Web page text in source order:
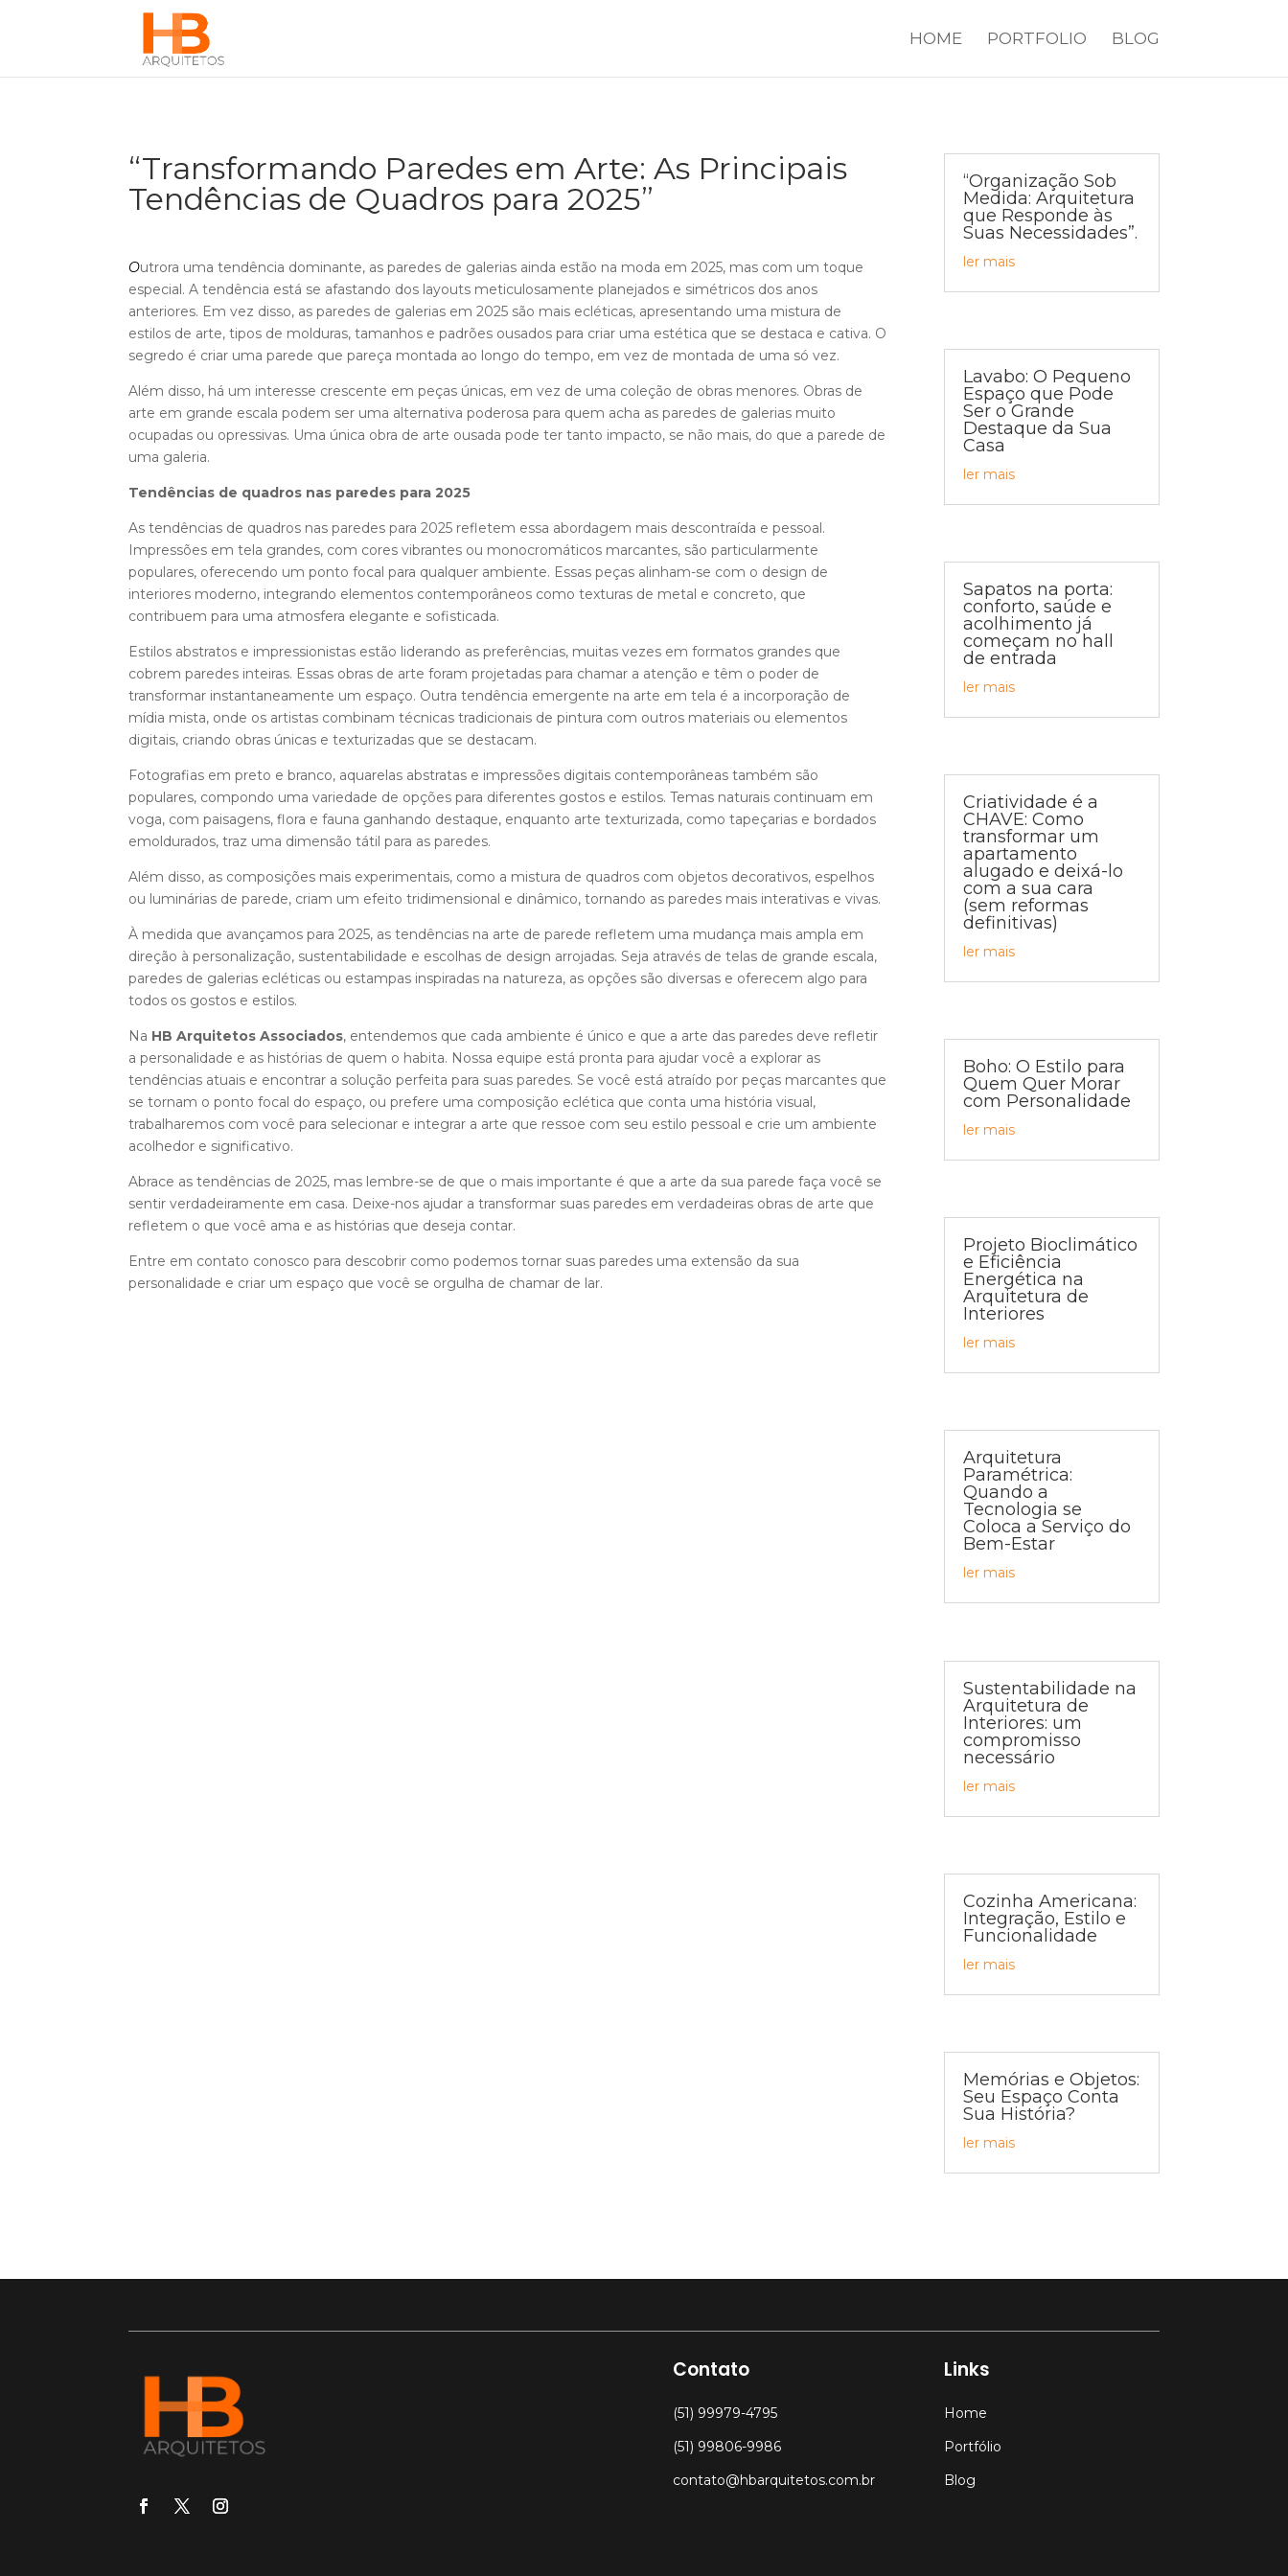
HOME PORTFOLIO BLOG
“Transformando Paredes em Arte: As Principais
Tendências de Quadros para 2025”
Outrora uma tendência dominante, as paredes de galerias ainda estão na moda em 2025, mas com um toque
especial. A tendência está se afastando dos layouts meticulosamente planejados e simétricos dos anos
anteriores. Em vez disso, as paredes de galerias em 2025 são mais ecléticas, apresentando uma mistura de
estilos de arte, tipos de molduras, tamanhos e padrões ousados para criar uma estética que se destaca e cativa. O
segredo é criar uma parede que pareça montada ao longo do tempo, em vez de montada de uma só vez.
Além disso, há um interesse crescente em peças únicas, em vez de uma coleção de obras menores. Obras de
arte em grande escala podem ser uma alternativa poderosa para quem acha as paredes de galerias muito
ocupadas ou opressivas. Uma única obra de arte ousada pode ter tanto impacto, se não mais, do que a parede de
uma galeria.
Tendências de quadros nas paredes para 2025
As tendências de quadros nas paredes para 2025 refletem essa abordagem mais descontraída e pessoal.
Impressões em tela grandes, com cores vibrantes ou monocromáticos marcantes, são particularmente
populares, oferecendo um ponto focal para qualquer ambiente. Essas peças alinham-se com o design de
interiores moderno, integrando elementos contemporâneos como texturas de metal e concreto, que
contribuem para uma atmosfera elegante e sofisticada.
Estilos abstratos e impressionistas estão liderando as preferências, muitas vezes em formatos grandes que
cobrem paredes inteiras. Essas obras de arte foram projetadas para chamar a atenção e têm o poder de
transformar instantaneamente um espaço. Outra tendência emergente na arte em tela é a incorporação de
mídia mista, onde os artistas combinam técnicas tradicionais de pintura com outros materiais ou elementos
digitais, criando obras únicas e texturizadas que se destacam.
Fotografias em preto e branco, aquarelas abstratas e impressões digitais contemporâneas também são
populares, compondo uma variedade de opções para diferentes gostos e estilos. Temas naturais continuam em
voga, com paisagens, flora e fauna ganhando destaque, enquanto arte texturizada, como tapeçarias e bordados
emoldurados, traz uma dimensão tátil para as paredes.
Além disso, as composições mais experimentais, como a mistura de quadros com objetos decorativos, espelhos
ou luminárias de parede, criam um efeito tridimensional e dinâmico, tornando as paredes mais interativas e vivas.
À medida que avançamos para 2025, as tendências na arte de parede refletem uma mudança mais ampla em
direção à personalização, sustentabilidade e escolhas de design arrojadas. Seja através de telas de grande escala,
paredes de galerias ecléticas ou estampas inspiradas na natureza, as opções são diversas e oferecem algo para
todos os gostos e estilos.
Na HB Arquitetos Associados, entendemos que cada ambiente é único e que a arte das paredes deve refletir
a personalidade e as histórias de quem o habita. Nossa equipe está pronta para ajudar você a explorar as
tendências atuais e encontrar a solução perfeita para suas paredes. Se você está atraído por peças marcantes que
se tornam o ponto focal do espaço, ou prefere uma composição eclética que conta uma história visual,
trabalharemos com você para selecionar e integrar a arte que ressoe com seu estilo pessoal e crie um ambiente
acolhedor e significativo.
Abrace as tendências de 2025, mas lembre-se de que o mais importante é que a arte da sua parede faça você se
sentir verdadeiramente em casa. Deixe-nos ajudar a transformar suas paredes em verdadeiras obras de arte que
refletem o que você ama e as histórias que deseja contar.
Entre em contato conosco para descobrir como podemos tornar suas paredes uma extensão da sua
personalidade e criar um espaço que você se orgulha de chamar de lar.
“Organização Sob
Medida: Arquitetura
que Responde às
Suas Necessidades”.
ler mais
Lavabo: O Pequeno
Espaço que Pode
Ser o Grande
Destaque da Sua
Casa
ler mais
Sapatos na porta:
conforto, saúde e
acolhimento já
começam no hall
de entrada
ler mais
Criatividade é a
CHAVE: Como
transformar um
apartamento
alugado e deixá-lo
com a sua cara
(sem reformas
definitivas)
ler mais
Boho: O Estilo para
Quem Quer Morar
com Personalidade
ler mais
Projeto Bioclimático
e Eficiência
Energética na
Arquitetura de
Interiores
ler mais
Arquitetura
Paramétrica:
Quando a
Tecnologia se
Coloca a Serviço do
Bem-Estar
ler mais
Sustentabilidade na
Arquitetura de
Interiores: um
compromisso
necessário
ler mais
Cozinha Americana:
Integração, Estilo e
Funcionalidade
ler mais
Memórias e Objetos:
Seu Espaço Conta
Sua História?
ler mais
Contato
(51) 99979-4795
(51) 99806-9986
contato@hbarquitetos.com.br
Links
Home
Portfólio
Blog